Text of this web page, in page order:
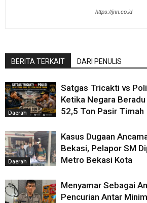
https://jnn.co.id
BERITA TERKAIT DARI PENULIS
Daerah
Satgas Tricakti vs
Ketika Negara
52,5 Ton Pasir Timah
Daerah
Kasus Dugaan
Bekasi, Pelapor SM
Metro Bekasi Kota
Menyamar Sebagai
Pencurian Antar